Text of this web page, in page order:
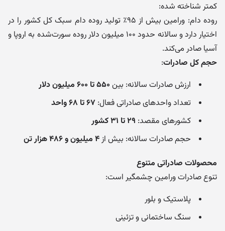
کمتر شناخته شده:
روده دام: ورامین بیش از ۹۵٪ تولید روده دام سبک کل کشور را در
اختیار دارد و سالانه حدود ۱۰۰ میلیون دلار روده سورت‌شده به اروپا و
آسیا صادر می‌کند.
حجم کل صادرات:
ارزش صادرات سالانه: بین۵۵۰ تا ۶۰۰ میلیون دلار
تعداد واحدهای صادراتی فعال: ۶۷ تا ۶۸ واحد
کشورهای مقصد: ۲۹ تا ۳۱ کشور
حجم صادرات سالانه: بیش از۴ میلیون و ۴۸۶ هزار تن
محصولات صادراتی متنوع
تنوع صادرات ورامین چشمگیر است:
پلاستیک و بلور
سنگ ساختمانی و تزئینی